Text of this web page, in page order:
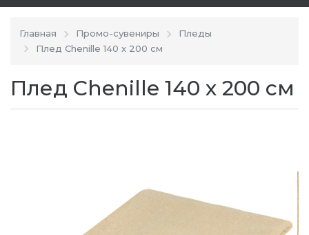
Главная Промо-сувениры
Пледы
Плед Chenille 140 х 200 см
Плед Chenille 140 х 200 см